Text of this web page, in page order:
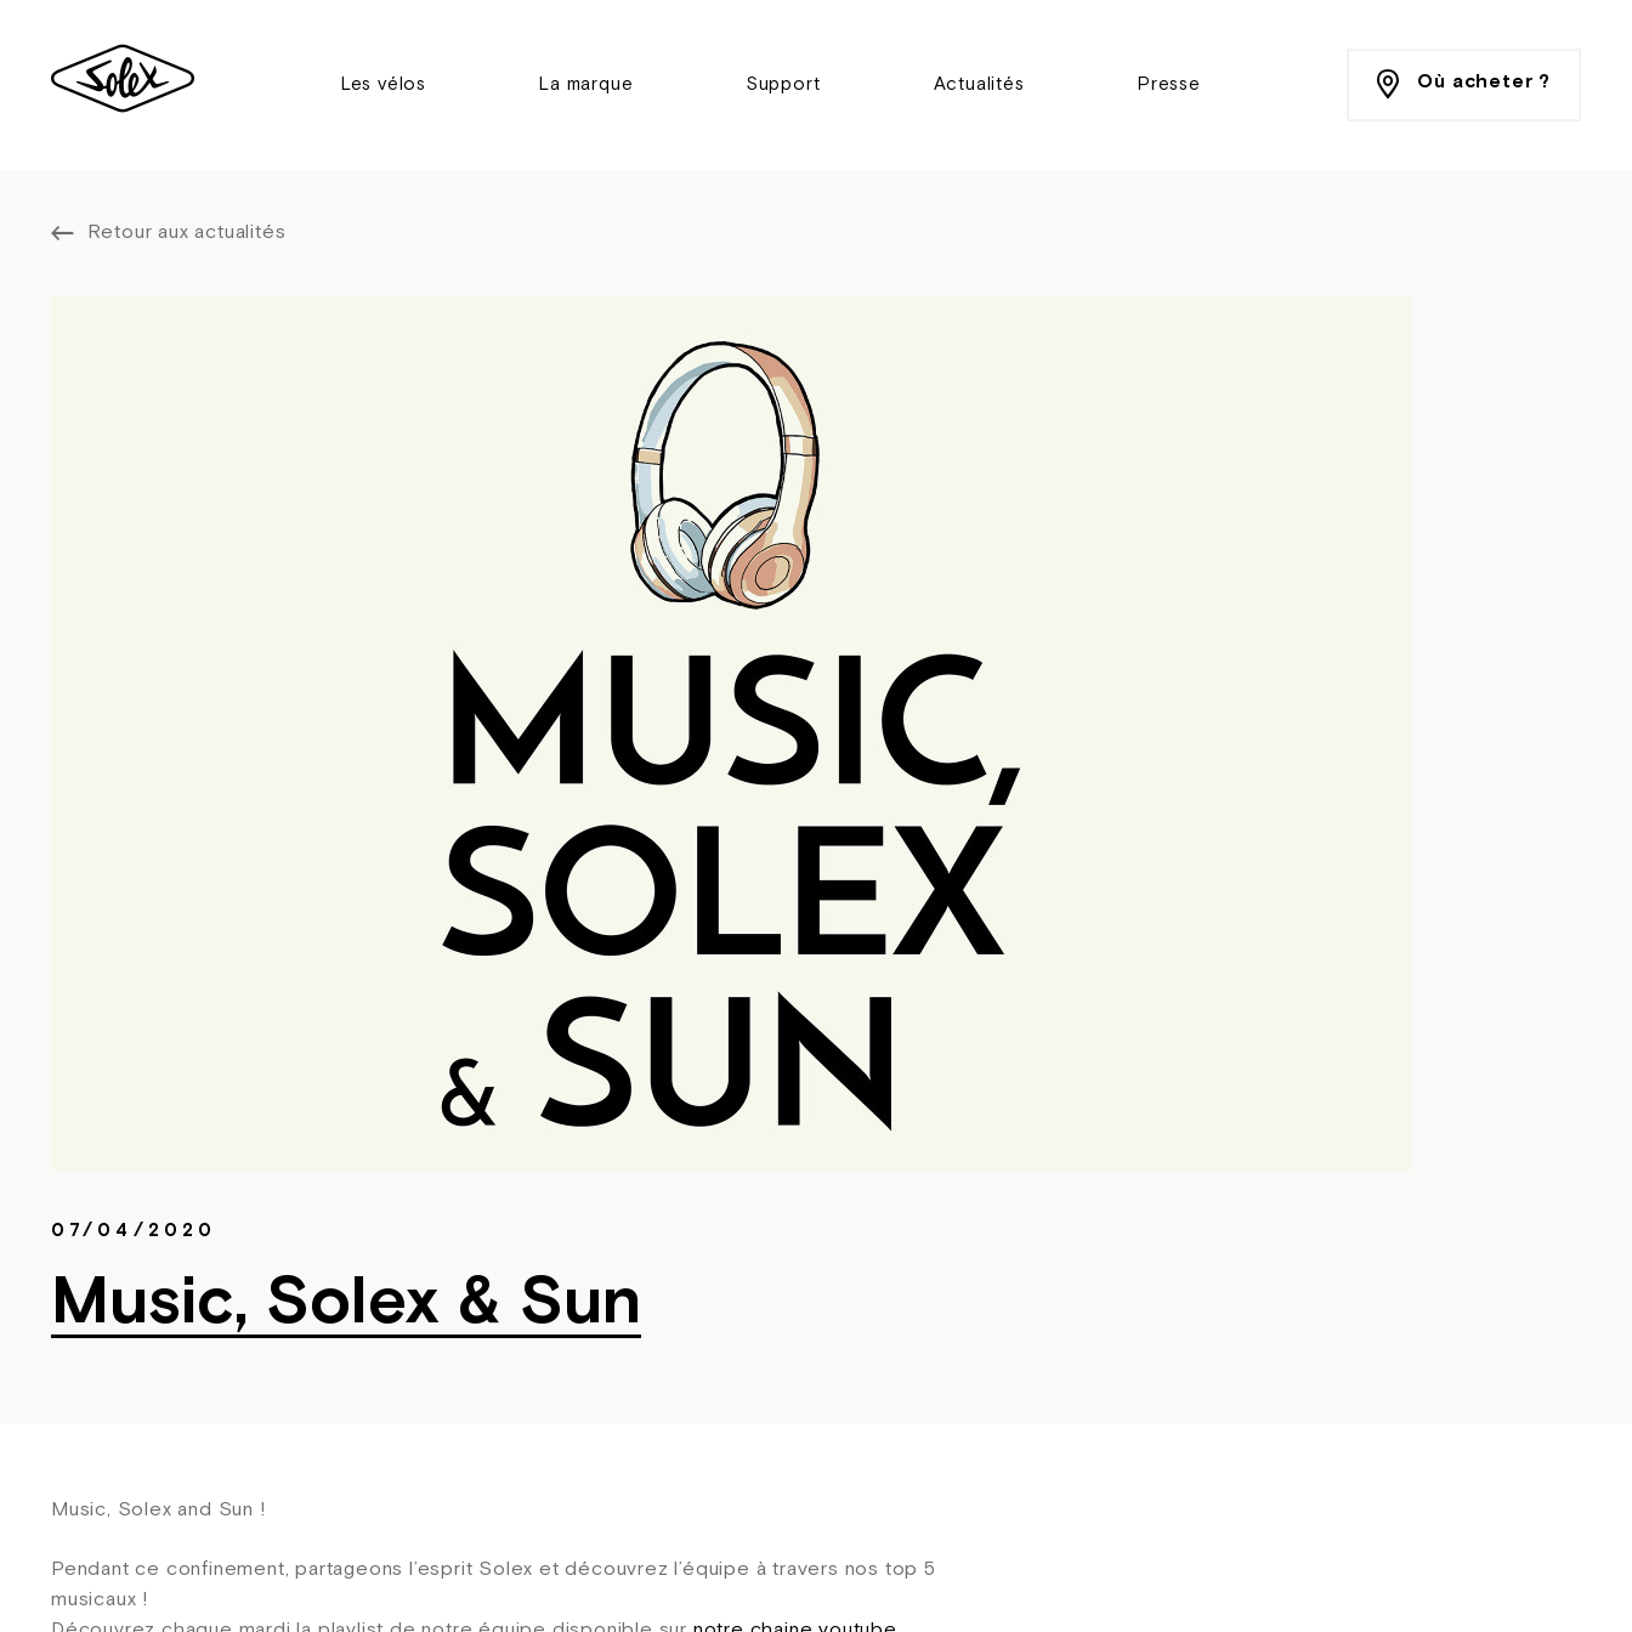
Les vélos La marque Support Actualités Presse Où acheter ?
Retour aux actualités
07/04/2020
Music, Solex & Sun
Music, Solex and Sun !
Pendant ce confinement, partageons l’esprit Solex et découvrez l’équipe à travers nos top 5
musicaux !